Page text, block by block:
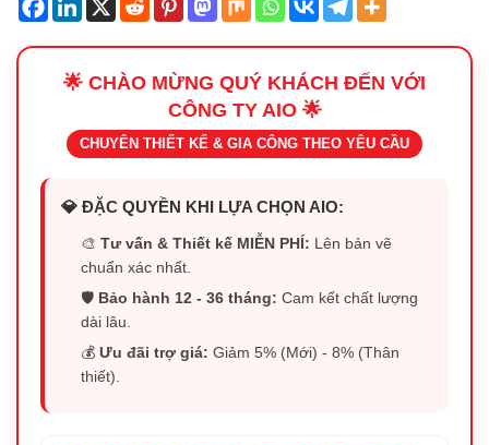
🌟 CHÀO MỪNG QUÝ KHÁCH ĐẾN VỚI
CÔNG TY AIO 🌟
CHUYÊN THIẾT KẾ & GIA CÔNG THEO YÊU CẦU
💎 ĐẶC QUYỀN KHI LỰA CHỌN AIO:
🎨Tư vấn & Thiết kế MIỄN PHÍ: Lên bản vẽ
chuẩn xác nhất.
🛡️ Bảo hành 12 - 36 tháng: Cam kết chất lượng
dài lâu.
💰Ưu đãi trợ giá: Giảm 5% (Mới) - 8% (Thân
thiết).